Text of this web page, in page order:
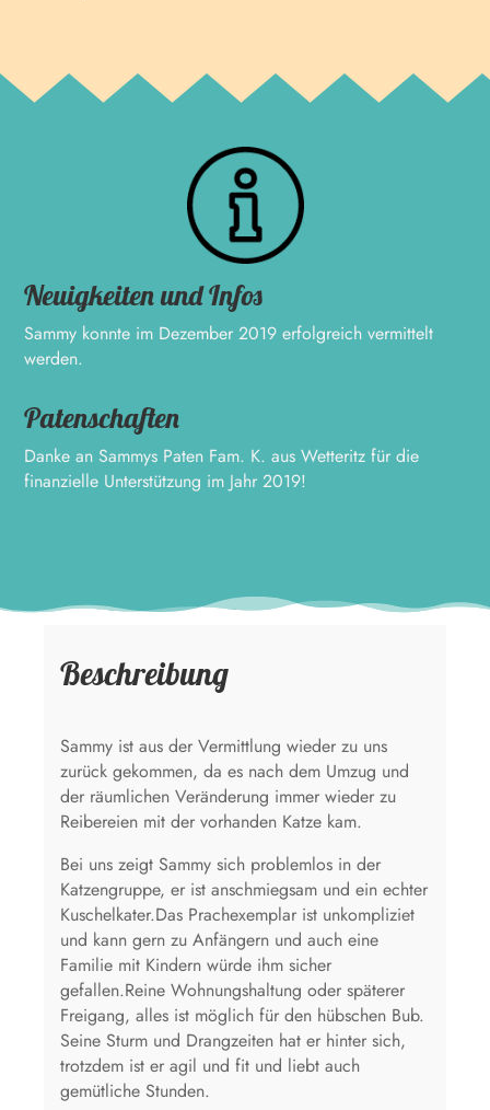
Neuigkeiten und Infos
Sammy konnte im Dezember 2019 erfolgreich vermittelt
werden.
Patenschaften
Danke an Sammys Paten Fam. K. aus Wetteritz für die
finanzielle Unterstützung im Jahr 2019!
Beschreibung
Sammy ist aus der Vermittlung wieder zu uns
zurück gekommen, da es nach dem Umzug und
der räumlichen Veränderung immer wieder zu
Reibereien mit der vorhanden Katze kam.
Bei uns zeigt Sammy sich problemlos in der
Katzengruppe, er ist anschmiegsam und ein echter
Kuschelkater.Das Prachexemplar ist unkompliziet
und kann gern zu Anfängern und auch eine
Familie mit Kindern würde ihm sicher
gefallen.Reine Wohnungshaltung oder späterer
Freigang, alles ist möglich für den hübschen Bub.
Seine Sturm und Drangzeiten hat er hinter sich,
trotzdem ist er agil und fit und liebt auch
gemütliche Stunden.